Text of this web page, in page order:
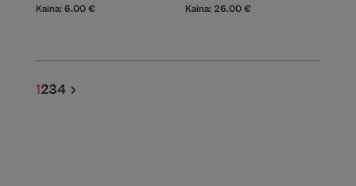
Kaina: 6.00 € Kaina: 26.00 €
1234